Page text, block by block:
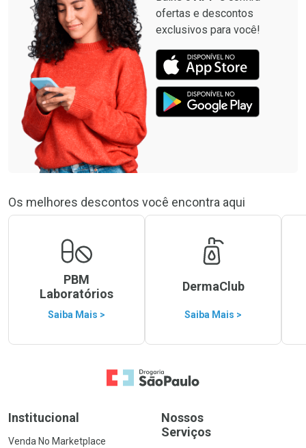
ofertas e descontos
exclusivos para você!
Os melhores descontos você encontra aqui
PBM
Laboratórios
Saiba Mais >
DermaClub
Saiba Mais >
Ir para a Home
Institucional
Venda No Marketplace
Nossos
Serviços